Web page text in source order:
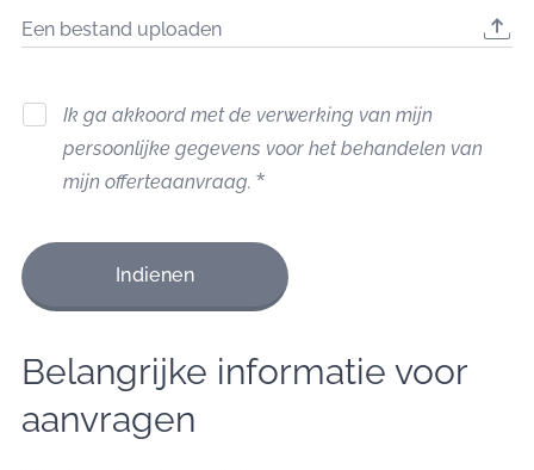
Een bestand uploaden
Ik ga akkoord met de verwerking van mijn
persoonlijke gegevens voor het behandelen van
mijn offerteaanvraag.
Indienen
Belangrijke informatie voor
aanvragen